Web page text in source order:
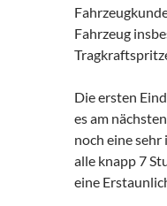
Fahrzeug
Die ersten
es am
noch eine
alle knapp 7
eine